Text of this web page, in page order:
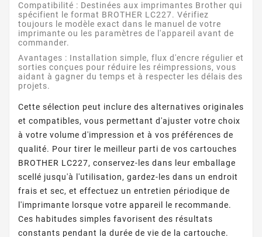
Compatibilité : Destinées aux imprimantes Brother qui
spécifient le format BROTHER LC227. Vérifiez
toujours le modèle exact dans le manuel de votre
imprimante ou les paramètres de l'appareil avant de
commander.
Avantages : Installation simple, flux d'encre régulier et
sorties conçues pour réduire les réimpressions, vous
aidant à gagner du temps et à respecter les délais des
projets.
Cette sélection peut inclure des alternatives originales
et compatibles, vous permettant d'ajuster votre choix
à votre volume d'impression et à vos préférences de
qualité. Pour tirer le meilleur parti de vos cartouches
BROTHER LC227, conservez-les dans leur emballage
scellé jusqu'à l'utilisation, gardez-les dans un endroit
frais et sec, et effectuez un entretien périodique de
l'imprimante lorsque votre appareil le recommande.
Ces habitudes simples favorisent des résultats
constants pendant la durée de vie de la cartouche.